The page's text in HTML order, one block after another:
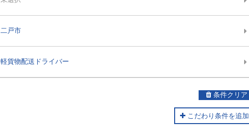
二戸市
軽貨物配送ドライバー
条件クリア
こだわり条件を追加